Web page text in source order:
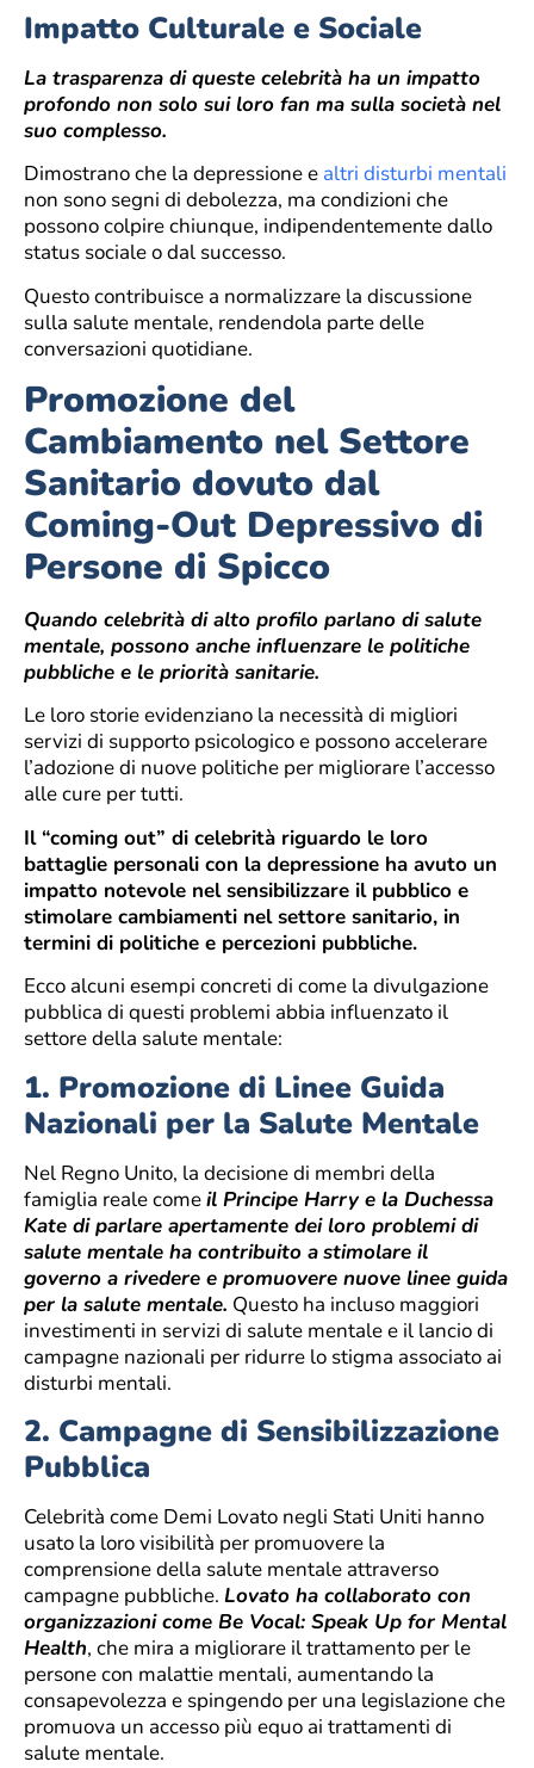
Impatto Culturale e Sociale
La trasparenza di queste celebrità ha un impatto
profondo non solo sui loro fan ma sulla società nel
suo complesso.
Dimostrano che la depressione e altri disturbi mentali
non sono segni di debolezza, ma condizioni che
possono colpire chiunque, indipendentemente dallo
status sociale o dal successo.
Questo contribuisce a normalizzare la discussione
sulla salute mentale, rendendola parte delle
conversazioni quotidiane.
Promozione del
Cambiamento nel Settore
Sanitario dovuto dal
Coming-Out Depressivo di
Persone di Spicco
Quando celebrità di alto profilo parlano di salute
mentale, possono anche influenzare le politiche
pubbliche e le priorità sanitarie.
Le loro storie evidenziano la necessità di migliori
servizi di supporto psicologico e possono accelerare
l’adozione di nuove politiche per migliorare l’accesso
alle cure per tutti.
Il “coming out” di celebrità riguardo le loro
battaglie personali con la depressione ha avuto un
impatto notevole nel sensibilizzare il pubblico e
stimolare cambiamenti nel settore sanitario, in
termini di politiche e percezioni pubbliche.
Ecco alcuni esempi concreti di come la divulgazione
pubblica di questi problemi abbia influenzato il
settore della salute mentale:
1. Promozione di Linee Guida
Nazionali per la Salute Mentale
Nel Regno Unito, la decisione di membri della
famiglia reale comeil Principe Harry e la Duchessa
Kate di parlare apertamente dei loro problemi di
salute mentale ha contribuito astimolare il
governo a rivedere e promuovere nuove linee guida
per la salute mentale. Questo ha incluso maggiori
investimenti in servizi di salute mentale e il lancio di
campagne nazionali per ridurre lo stigma associato ai
disturbi mentali.
2. Campagne di Sensibilizzazione
Pubblica
Celebrità come Demi Lovato negli Stati Uniti hanno
usato la loro visibilità per promuovere la
comprensione della salute mentale attraverso
campagne pubbliche. Lovato ha collaborato con
organizzazioni come Be Vocal: Speak Up for Mental
Health, che mira a migliorare il trattamento per le
persone con malattie mentali, aumentando la
consapevolezza e spingendo per una legislazione che
promuova un accesso più equo ai trattamenti di
salute mentale.